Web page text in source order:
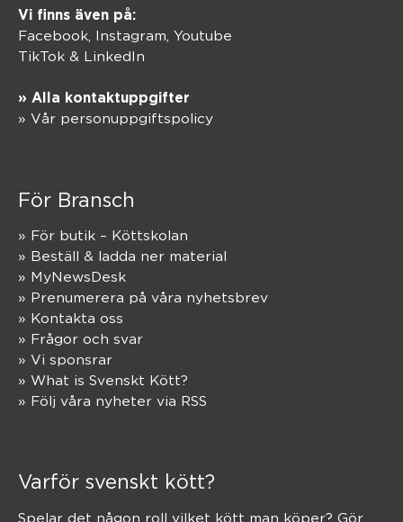
Vi finns även på:
Facebook, Instagram Youtube
TikTok & LinkedIn
» Alla kontaktuppgifter
» Vår personuppgiftspolicy
För Bransch
» För butik – Köttskolan
» Beställ & ladda ner material
» MyNewsDesk
» Prenumerera på våra nyhetsbrev
» Kontakta oss
» Frågor och svar
» Vi sponsrar
» What is Svenskt Kött?
» Följ våra nyheter via RSS
Varför svenskt kött?
Spelar det någon roll vilket kött man köper? Gör